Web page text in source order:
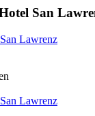
San
Lawrenz
Lawrenz